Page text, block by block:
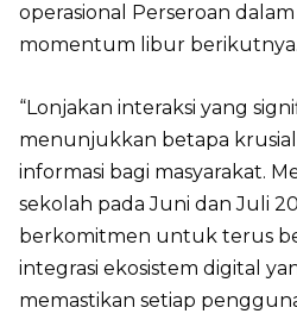
operasional Perseroan
momentum libur berikutnya.
“Lonjakan interaksi yang
menunjukkan betapa
informasi bagi masyarakat.
sekolah pada Juni dan Juli
berkomitmen untuk terus
integrasi ekosistem digital
memastikan setiap